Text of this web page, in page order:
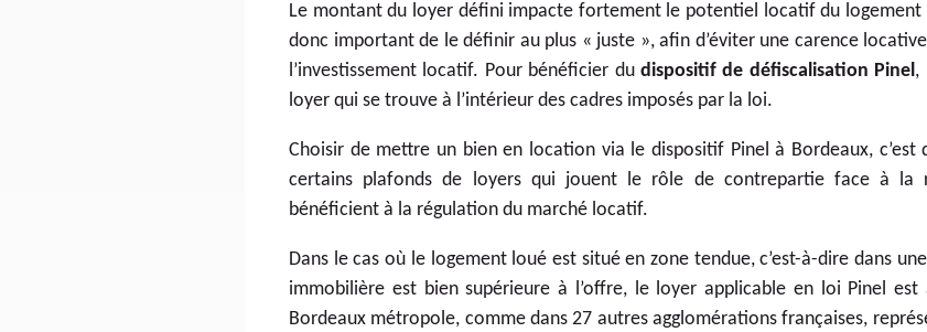
Le montant du loyer défini impacte fortement le potentiel locatif du logement
donc important de le définir au plus « juste », afin d’éviter une carence
l’investissement locatif. Pour bénéficier du dispositif de défiscalisation Pinel,
loyer qui se trouve à l’intérieur des cadres imposés par la loi.
Choisir de mettre un bien en location via le dispositif Pinel à Bordeaux, c’est
certains plafonds de loyers qui jouent le rôle de contrepartie face à la
bénéficient à la régulation du marché locatif.
Dans le cas où le logement loué est situé en zone tendue, c’est-à-dire dans
immobilière est bien supérieure à l’offre, le loyer applicable en loi Pinel est
Bordeaux métropole, comme dans 27 autres agglomérations françaises,